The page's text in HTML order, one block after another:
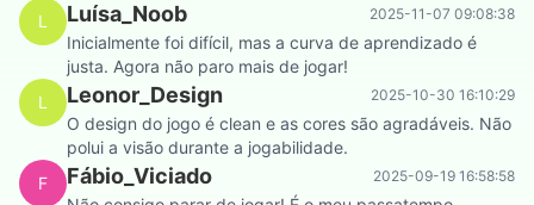
L Luísa_Noob 2025-11-07 09:08:38
Inicialmente foi difícil, mas a curva de aprendizado é
justa. Agora não paro mais de jogar!
L
Leonor_Design 2025-10-30 16:10:29
O design do jogo é clean e as cores são agradáveis. Não
polui a visão durante a jogabilidade.
F
Fábio_Viciado 2025-09-19 16:58:58